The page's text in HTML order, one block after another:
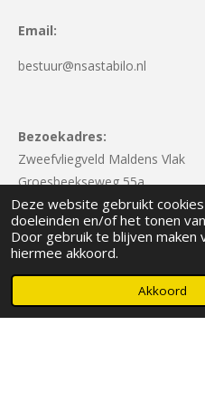
Deze website gebruikt
doeleinden en/of het tonen
Door gebruik te blijven maken
hiermee akkoord.
Akkoord
Email:
bestuur@nsastabilo.nl
Bezoekadres:
Zweefvliegveld Maldens Vlak
Groesbeekseweg 55a
6581 BJ Malden
Postadres:
Heyendaalseweg 141